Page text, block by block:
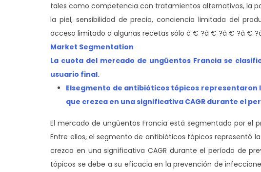
tales como competencia con tratamientos alternativos, la
la piel, sensibilidad de precio, conciencia limitada del
acceso limitado a algunas recetas sólo â € ?â € ?â € ?â €
Market Segmentation
La cuota del mercado de ungüentos Francia se
usuario final.
Elsegmento de antibióticos tópicos representaron
que crezca en una significativa CAGR durante el
El mercado de ungüentos Francia está segmentado por el
Entre ellos, el segmento de antibióticos tópicos representó
crezca en una significativa CAGR durante el período de
tópicos se debe a su eficacia en la prevención de